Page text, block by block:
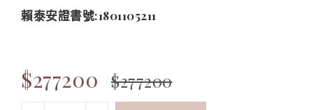
賴泰安證書號:1801105211
$277200 $277200